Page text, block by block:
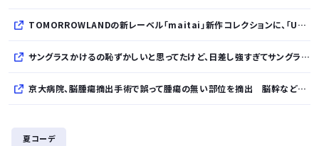
TOMORROWLANDの新レーベル「maitai」新作コレクションに、「UNDYED」の素材が採用
サングラスかけるの恥ずかしいと思ってたけど、日差し強すぎてサングラスかけ始めたわ
京大病院、脳腫瘍摘出手術で誤って腫瘍の無い部位を摘出 脳幹など損傷受け植物状態に
夏コーデ